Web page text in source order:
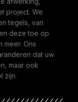
project. We
tegels, van
deze toe op
meer. Ons
dat uw
maar ook
zijn.